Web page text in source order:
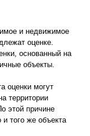
и недвижимое
оценке.
основанный на
объекты.
оценки могут
территории
этой причине
и того же объекта